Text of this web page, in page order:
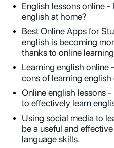
English lessons online
english at home?
Best Online Apps for
english is becoming
thanks to online
Learning english online
cons of learning english
Online english lessons
to effectively learn
Using social media to
be a useful and
language skills.